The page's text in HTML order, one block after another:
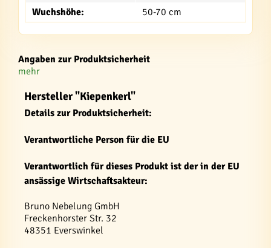
Wuchshöhe: 50-70 cm
Angaben zur Produktsicherheit
mehr
Hersteller "Kiepenkerl"
Details zur Produktsicherheit:
Verantwortliche Person für die EU
Verantwortlich für dieses Produkt ist der in der EU
ansässige Wirtschaftsakteur:
Bruno Nebelung GmbH
Freckenhorster Str. 32
48351 Everswinkel